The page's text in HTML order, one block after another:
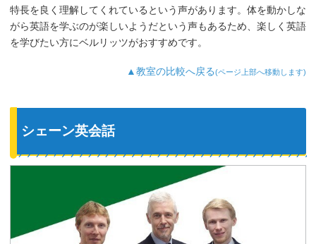
特長を良く理解してくれているという声があります。体を動かしな
がら英語を学ぶのが楽しいようだという声もあるため、楽しく英語
を学びたい方にベルリッツがおすすめです。
▲教室の比較へ戻る(ページ上部へ移動します)
シェーン英会話